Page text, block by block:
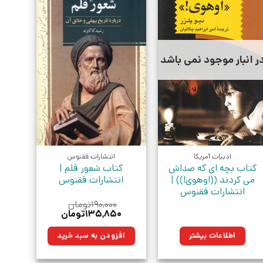
انبار موجود نمی باشد
ادبیات آمریکا
کتاب بچه ای که صداش
می کردند ((اوهوی!)) |
انتشارات ققنوس
اطلاعات بیشتر
انتشارات ققنوس
کتاب شعور قلم |
انتشارات ققنوس
۱۹۰,۰۰۰تومان
قیمت
۱۹۰,۰۰۰تومان
بود.
۱۳۵,۸۵۰تومان
۱۳۵,۸۵۰تومان.افزودن به سبد خرید